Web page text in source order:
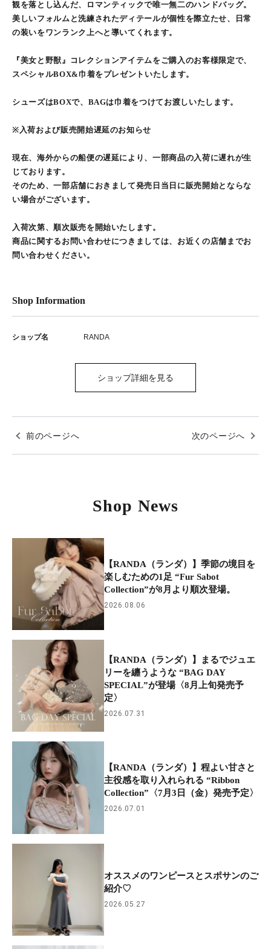
観を落とし込んだ、ロマンティックで唯一無二のハンドバッグ。
美しいフォルムと洗練されたディテールが個性を際立たせ、日常
の装いをワンランク上へと導いてくれます。
『美女と野獣』コレクションアイテムをご購入のお客様限定で、
スペシャルBOX&巾着をプレゼントいたします。
シューズはBOXで、BAGは巾着をつけてお渡しいたします。
※入荷および販売開始遅延のお知らせ
現在、海外からの船便の遅延により、一部商品の入荷に遅れが生
じております。
そのため、一部店舗におきまして発売日当日に販売開始とならな
い場合がございます。
入荷次第、順次販売を開始いたします。
商品に関するお問い合わせにつきましては、お近くの店舗までお
問い合わせください。
Shop Information
ショップ名 RANDA
ショップ詳細を見る
前のページへ 次のページへ
Shop News
【RANDA（ランダ）】季節の境目を
楽しむための1足 “Fur Sabot
Collection”が8月より順次登場。
2026.08.06
【RANDA（ランダ）】まるでジュエ
リーを纏うような “BAG DAY
SPECIAL”が登場〈8月上旬発売予
定〉
2026.07.31
【RANDA（ランダ）】程よい甘さと
主役感を取り入れられる “Ribbon
Collection”〈7月3日（金）発売予定〉
2026.07.01
オススメのワンピースとスポサンのご
紹介‪♡
2026.05.27